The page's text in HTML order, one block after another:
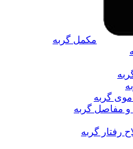
مکمل گربه
گربه
و مفاصل گربه
رفتار گربه